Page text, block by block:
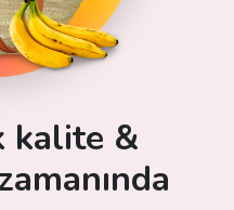
kalite &